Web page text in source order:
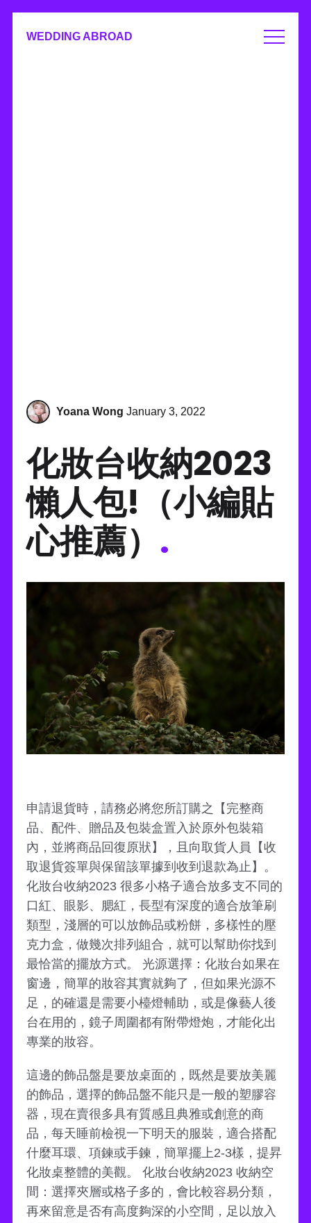
WEDDING ABROAD
Yoana Wong January 3, 2022
化妝台收納2023
懶人包!（小編貼
心推薦） .
申請退貨時，請務必將您所訂購之【完整商
品、配件、贈品及包裝盒置入於原外包裝箱
內，並將商品回復原狀】，且向取貨人員【收
取退貨簽單與保留該單據到收到退款為止】。
化妝台收納2023 很多小格子適合放多支不同的
口紅、眼影、腮紅，長型有深度的適合放筆刷
類型，淺層的可以放飾品或粉餅，多樣性的壓
克力盒，做幾次排列組合，就可以幫助你找到
最恰當的擺放方式。 光源選擇：化妝台如果在
窗邊，簡單的妝容其實就夠了，但如果光源不
足，的確還是需要小檯燈輔助，或是像藝人後
台在用的，鏡子周圍都有附帶燈炮，才能化出
專業的妝容。
這邊的飾品盤是要放桌面的，既然是要放美麗
的飾品，選擇的飾品盤不能只是一般的塑膠容
器，現在賣很多具有質感且典雅或創意的商
品，每天睡前檢視一下明天的服裝，適合搭配
什麼耳環、項鍊或手鍊，簡單擺上2-3樣，提昇
化妝桌整體的美觀。 化妝台收納2023 收納空
間：選擇夾層或格子多的，會比較容易分類，
再來留意是否有高度夠深的小空間，足以放入